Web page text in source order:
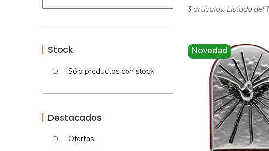
Stock
Sólo productos con stock
Destacados
Ofertas
3artículos. Listado del 1
Novedad